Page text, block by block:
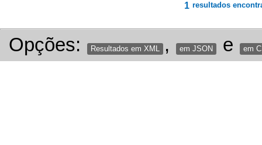
1 resultados
Opções: Resultados em XML , em JSON e em